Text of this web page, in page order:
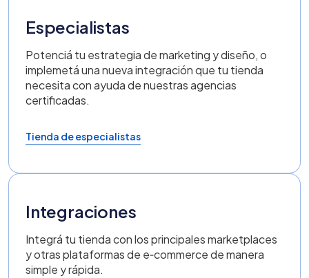
Especialistas
Potenciá tu estrategia de marketing y diseño, o
implemetá una nueva integración que tu tienda
necesita con ayuda de nuestras agencias
certificadas.
Tienda de especialistas
Integraciones
Integrá tu tienda con los principales marketplaces
y otras plataformas de e‑commerce de manera
simple y rápida.